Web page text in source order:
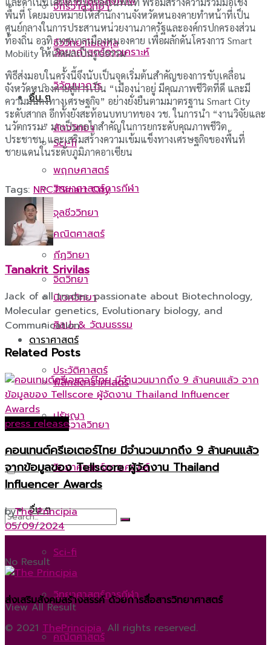
จักรวาลวิทยา
วิทยาศาสตร์ดาวเคราะห์
อื่น ๆ
Sci-fi
วิทยาศาสตร์การกีฬา
คณิตศาสตร์
จิตวิทยา
ศิลปะ & วัฒนธรรม
ประวัติศาสตร์
ปรัชญา
No Result
View All Result
ชีววิทยาโมเลกุล
วิวัฒนาการ
สัตววิทยา
พฤกษศาสตร์
จุลชีววิทยา
กีฏวิทยา
นิเวศวิทยา
ดาราศาสตร์
ฟิสิกส์ดาราศาสตร์
จักรวาลวิทยา
วิทยาศาสตร์ดาวเคราะห์
อื่น ๆ
Sci-fi
วิทยาศาสตร์การกีฬา
คณิตศาสตร์
พื้นที่ โดยมอบหมายให้สำนักงานจังหวัดหนองคายทำหน้าที่เป็น
ศูนย์กลางในการประสานหน่วยงานภาครัฐและองค์กรปกครองส่วน
ท้องถิ่น อาทิ เทศบาลเมืองหนองคาย เพื่อผลักดันโครงการ Smart
Mobility ให้เกิดผลเป็นรูปธรรม
พิธีส่งมอบในครั้งนี้จึงนับเป็นจุดเริ่มต้นสำคัญของการขับเคลื่อน
จังหวัดหนองคายสู่การเป็น “เมืองน่าอยู่ มีคุณภาพชีวิตที่ดี และมี
ความมั่นคงทางเศรษฐกิจ” อย่างยั่งยืนตามมาตรฐาน Smart City
ระดับสากล อีกทั้งยังสะท้อนบทบาทของ วช. ในการนำ “งานวิจัยและ
นวัตกรรม” มาเป็นกลไกสำคัญในการยกระดับคุณภาพชีวิต
ประชาชน และเสริมสร้างความเข้มแข็งทางเศรษฐกิจของพื้นที่
ชายแดนในระดับภูมิภาคอาเซียน
Tags: NRCTSmart City
Tanakrit Srivilas
Jack of all trades, passionate about Biotechnology,
Molecular genetics, Evolutionary biology, and
Communication.
Related Posts
press release
คอนเทนต์ครีเอเตอร์ไทย มีจำนวนมากถึง 9 ล้านคนแล้ว
จากข้อมูลของ Tellscore ผู้จัดงาน Thailand
Influencer Awards
byThe Principia
05/09/2024
ส่งเสริมสังคมสร้างสรรค์ ด้วยการสื่อสารวิทยาศาสตร์
© 2021 ThePrincipia. All rights reserved.